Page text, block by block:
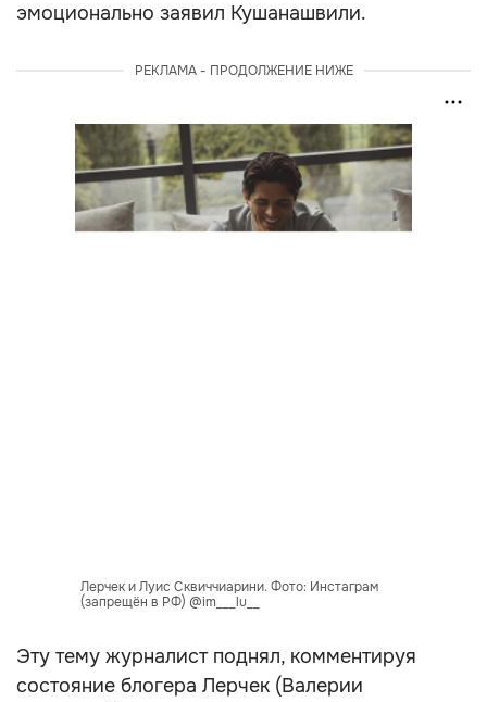
эмоционально заявил Кушанашвили.
РЕКЛАМА - ПРОДОЛЖЕНИЕ НИЖЕ
Лерчек и Луис Сквиччиарини. Фото: Инстаграм
(запрещён в РФ) @im___lu__
Эту тему журналист поднял, комментируя
состояние блогера Лерчек (Валерии